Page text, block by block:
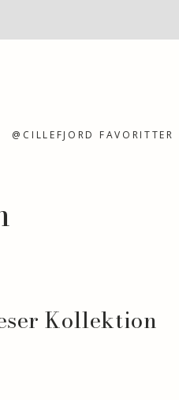
@CILLEFJORD FAVORITTER
Kollektion